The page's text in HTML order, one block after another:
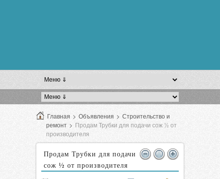
Главная > Объявления > Строительство и
ремонт > Продам Трубки для подачи сож ½ от
производителя
Продам Трубки для подачи
сож ½ от производителя